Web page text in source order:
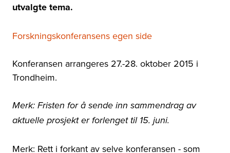
utvalgte tema.
Forskningskonferansens egen side
Konferansen arrangeres 27.-28. oktober 2015 i
Trondheim.
Merk: Fristen for å sende inn sammendrag av
aktuelle prosjekt er forlenget til 15. juni.
Merk: Rett i forkant av selve konferansen - som